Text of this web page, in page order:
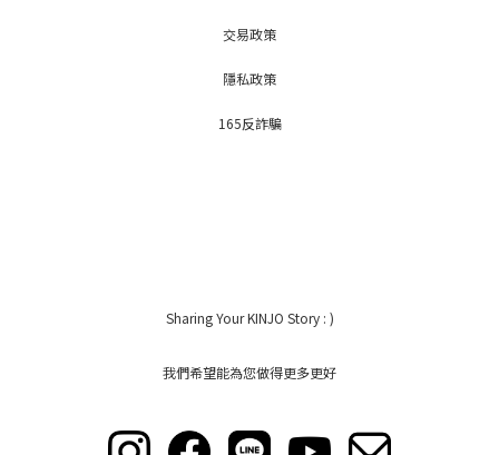
交易政策
隱私政策
165反詐騙
Sharing Your KINJO Story : )
我們希望能為您做得更多更好